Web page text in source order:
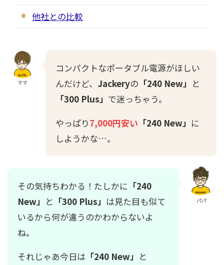
他社との比較
ママ
コンパクトなポータブル電源がほしい
んだけど、 Jackeryの 「240 New」 と
「300 Plus」 で迷っちゃう。
やっぱり7,000円安い 「240 New」 に
しようかな…。
パパ
その気持ちわかる！たしかに 「240
New」 と 「300 Plus」 は見た目も似て
いるから何が違うのかわからないよ
ね。
それじゃあ今日は 「240 New」 と